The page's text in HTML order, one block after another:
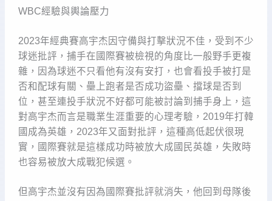
WBC經驗與輿論壓力
2023年經典賽高宇杰因守備與打擊狀況不佳，受到不少
球迷批評，捕手在國際賽被檢視的角度比一般野手更複
雜，因為球迷不只看他有沒有安打，也會看投手被打是
否和配球有關、壘上跑者是否成功盜壘、擋球是否到
位，甚至連投手狀況不好都可能被討論到捕手身上，這
對高宇杰而言是職業生涯重要的心理考驗，2019年打韓
國成為英雄，2023年又面對批評，這種高低起伏很現
實，國際賽就是這樣成功時被放大成國民英雄，失敗時
也容易被放大成戰犯候選。
但高宇杰並沒有因為國際賽批評就消失，他回到母隊後